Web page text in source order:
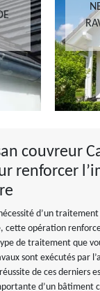
couvreur
renforcer
d’un
cette opération
de traitement que
sont exécutés par
de ces derniers
d’un bâtiment